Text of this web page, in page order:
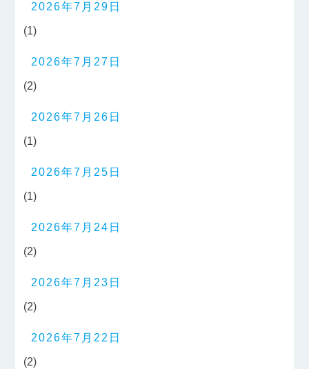
2026年7月29日
(1)
2026年7月27日
(2)
2026年7月26日
(1)
2026年7月25日
(1)
2026年7月24日
(2)
2026年7月23日
(2)
2026年7月22日
(2)